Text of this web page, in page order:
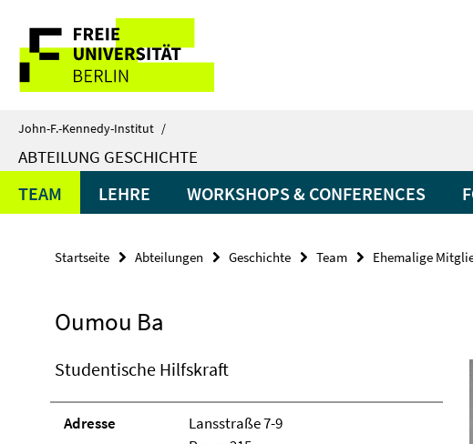
direkt
Inhalt
Service-
Navigation
John-F.-Kennedy-Institut /
ABTEILUNG GESCHICHTE
TEAM LEHRE WORKSHOPS & CONFERENCES
Startseite Abteilungen Geschichte Team Ehemalige
Oumou Ba
Studentische Hilfskraft
Adresse
Lansstraße 7-9